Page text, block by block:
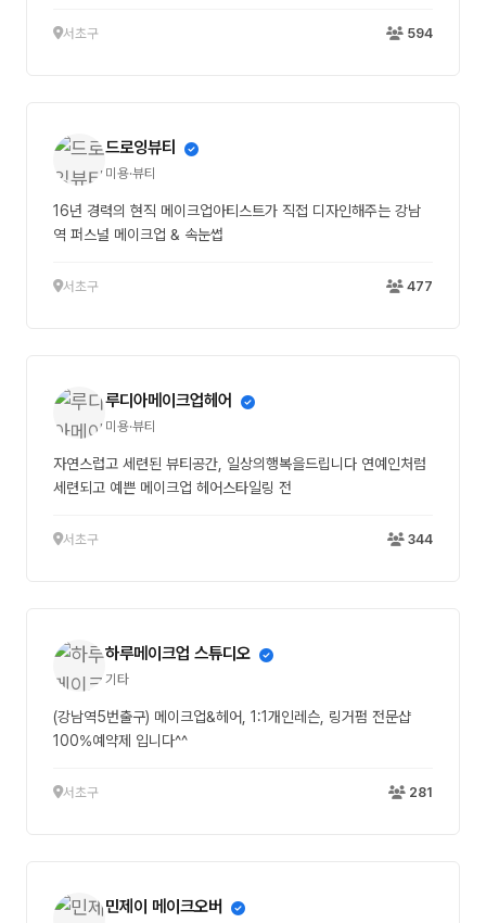
서초구 594
드로잉뷰티
미용·뷰티
16년 경력의 현직 메이크업아티스트가 직접 디자인해주는 강남
역 퍼스널 메이크업 & 속눈썹
서초구 477
루디아메이크업헤어
미용·뷰티
자연스럽고 세련된 뷰티공간, 일상의행복을드립니다 연예인처럼
세련되고 예쁜 메이크업 헤어스타일링 전
서초구 344
하루메이크업 스튜디오
기타
(강남역5번출구) 메이크업&헤어, 1:1개인레슨, 링거펌 전문샵
100%예약제 입니다^^
서초구 281
민제이 메이크오버